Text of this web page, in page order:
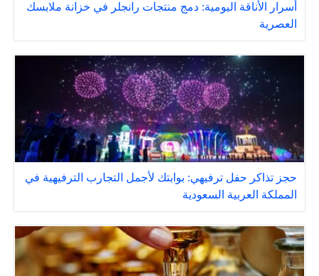
أسرار الأناقة اليومية: دمج منتجات رانجلر في خزانة ملابسك
العصرية
حجز تذاكر حفل ترفيهي: بوابتك لأجمل التجارب الترفيهية في
المملكة العربية السعودية